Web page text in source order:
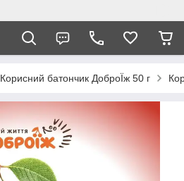
Корисний батончик ДоброЇж 50 г